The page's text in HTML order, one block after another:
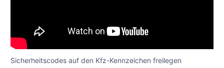
Sicherheitscodes auf den Kfz-Kennzeichen freilegen